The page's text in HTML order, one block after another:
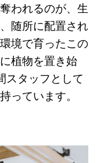
われるのが、生
随所に配置され
境で育ったこの
植物を置き始
スタッフとして
っています。